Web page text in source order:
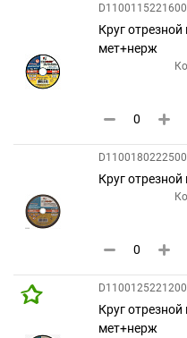
Круг отрезной
мет+нерж
Круг отрезной
Круг
мет+нерж